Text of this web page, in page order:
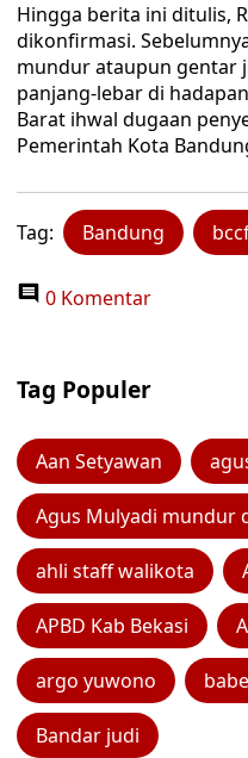
Hingga berita ini ditulis,
dikonfirmasi.
mundur ataupun gentar
panjang-lebar di
Barat ihwal dugaan
Pemerintah Kota
Tag: Bandung
0 Komentar
Tag Populer
Aan Setyawan
Agus Mulyadi mundur
ahli staff walikota
APBD Kab Bekasi
argo yuwono
Bandar judi